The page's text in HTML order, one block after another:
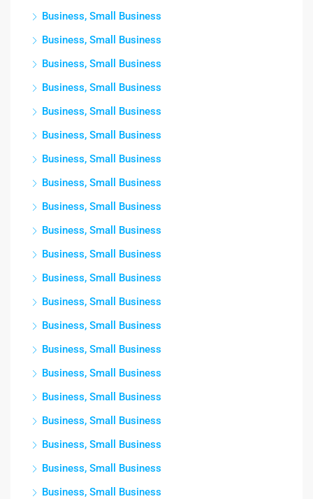
Business, Small Business
Business, Small Business
Business, Small Business
Business, Small Business
Business, Small Business
Business, Small Business
Business, Small Business
Business, Small Business
Business, Small Business
Business, Small Business
Business, Small Business
Business, Small Business
Business, Small Business
Business, Small Business
Business, Small Business
Business, Small Business
Business, Small Business
Business, Small Business
Business, Small Business
Business, Small Business
Business, Small Business